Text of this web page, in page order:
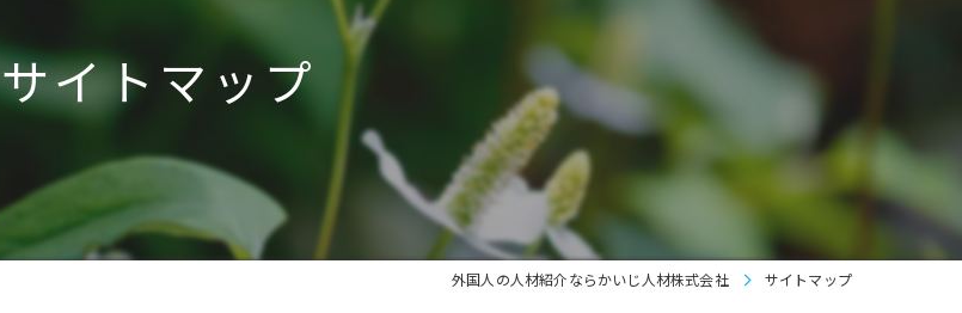
日本語力
介護
外食
飲食料品製造業
サイトマップ
外国人の人材紹介ならかいじ人材株式会社 サイトマップ